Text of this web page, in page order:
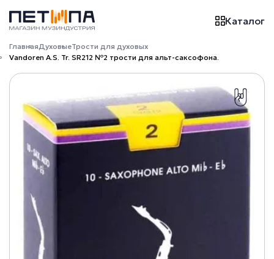
Каталог
ГлавнаяДуховыеТрости для духовых
Vandoren A.S. Tr. SR212 №2 трости для альт-саксофона.